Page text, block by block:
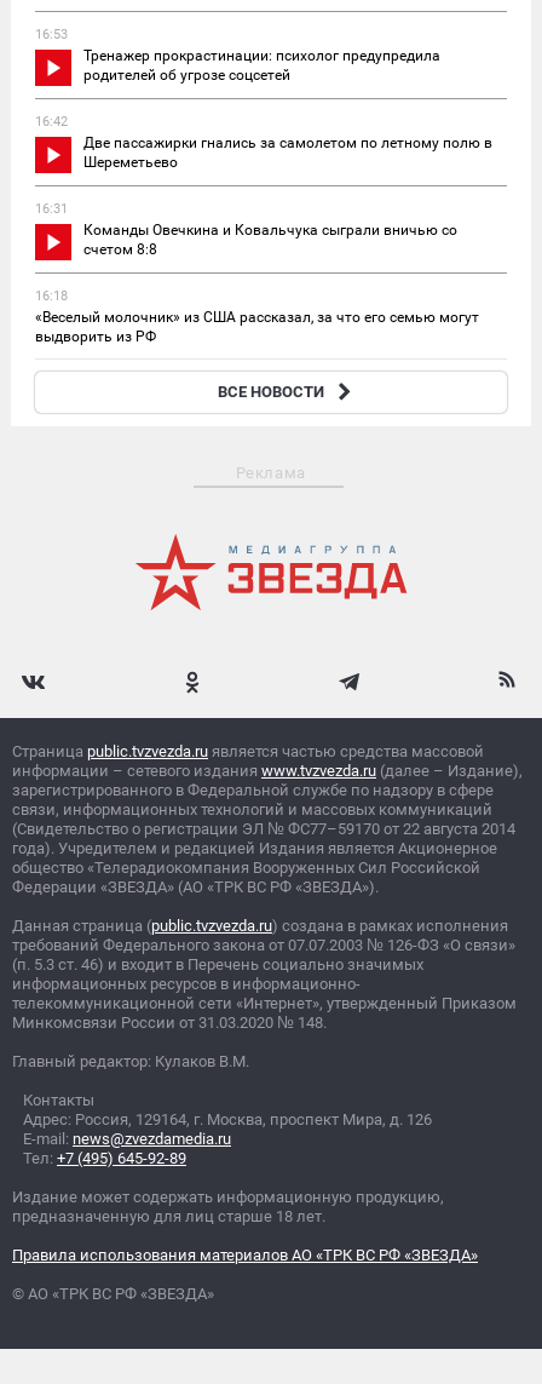
16:53
Тренажер прокрастинации: психолог предупредила
родителей об угрозе соцсетей
16:42
Две пассажирки гнались за самолетом по летному полю в
Шереметьево
16:31
Команды Овечкина и Ковальчука сыграли вничью со
счетом 8:8
16:18
«Веселый молочник» из США рассказал, за что его семью могут
выдворить из РФ
Доходность трехмесячных депозитов в России достигла 13,76%
ВСЕ НОВОСТИ
Реклама
Страница public.tvzvezda.ru является частью средства массовой
информации – сетевого издания www.tvzvezda.ru (далее – Издание),
зарегистрированного в Федеральной службе по надзору в сфере
связи, информационных технологий и массовых коммуникаций
(Свидетельство о регистрации ЭЛ № ФС77–59170 от 22 августа 2014
года). Учредителем и редакцией Издания является Акционерное
общество «Телерадиокомпания Вооруженных Сил Российской
Федерации «ЗВЕЗДА» (АО «ТРК ВС РФ «ЗВЕЗДА»).
Данная страница (public.tvzvezda.ru) создана в рамках исполнения
требований Федерального закона от 07.07.2003 № 126-ФЗ «О связи»
(п. 5.3 ст. 46) и входит в Перечень социально значимых
информационных ресурсов в информационно-
телекоммуникационной сети «Интернет», утвержденный Приказом
Минкомсвязи России от 31.03.2020 № 148.
Главный редактор: Кулаков В.М.
Контакты
Адрес: Россия, 129164, г. Москва, проспект Мира, д. 126
E-mail: news@zvezdamedia.ru
Тел: +7 (495) 645-92-89
Издание может содержать информационную продукцию,
предназначенную для лиц старше 18 лет.
Правила использования материалов АО «ТРК ВС РФ «ЗВЕЗДА»
© АО «ТРК ВС РФ «ЗВЕЗДА»